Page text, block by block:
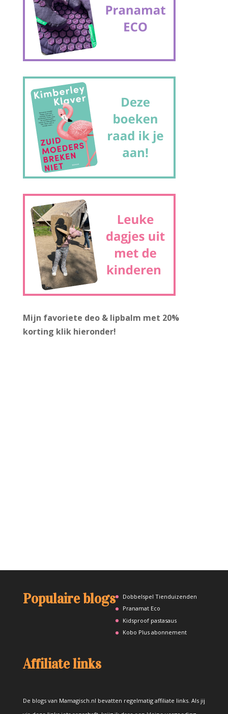
Mijn favoriete deo & lipbalm met 20%
korting klik hieronder!
Populaire blogs
Dobbelspel Tienduizenden
Pranamat Eco
Kidsproof pastasaus
Kobo Plus abonnement
Affiliate links
De blogs van Mamagisch.nl bevatten regelmatig affiliate links. Als jij